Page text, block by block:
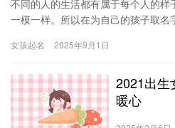
不同的人的生活都有属于每个人的
一模一样。所以在为自己的孩子取
非常的不…
女孩起名 2025年9月1日
2021出生
暖心